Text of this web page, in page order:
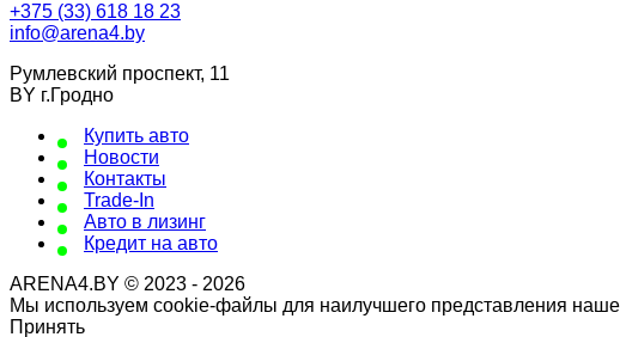
+375 (33) 618 18 23
info@arena4.by
Румлевский проспект, 11
BY г.Гродно
Купить авто
Новости
Контакты
Trade-In
Авто в лизинг
Кредит на авто
ARENA4.BY © 2023 - 2026
Мы используем cookie-файлы для наилучшего представления
Принять